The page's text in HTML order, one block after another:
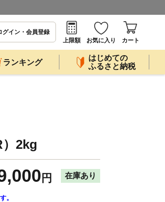
グイン・会員登録
上限額
お気に入り カート
ランキング
はじめての
ふるさと納税
2kg
円 在庫あり
。